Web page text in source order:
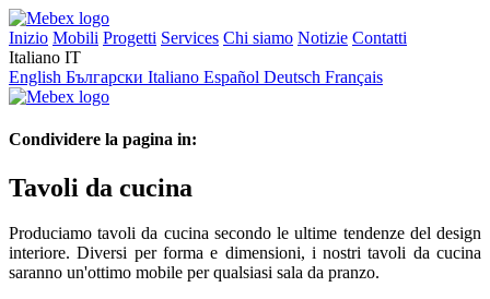
Inizio Mobili Progetti Services Chi siamo Notizie Contatti
Italiano IT
English Български Italiano Español Deutsch Français
Condividere la pagina in:
Tavoli da cucina
Produciamo tavoli da cucina secondo le ultime tendenze del design
interiore. Diversi per forma e dimensioni, i nostri tavoli da cucina
saranno un'ottimo mobile per qualsiasi sala da pranzo.